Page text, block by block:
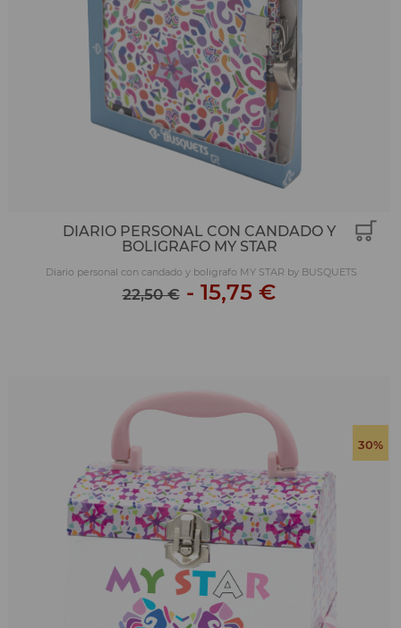
DIARIO PERSONAL CON CANDADO Y
BOLIGRAFO MY STAR
Diario personal con candado y boligrafo MY STAR by BUSQUETS
22,50 €- 15,75 €
30%